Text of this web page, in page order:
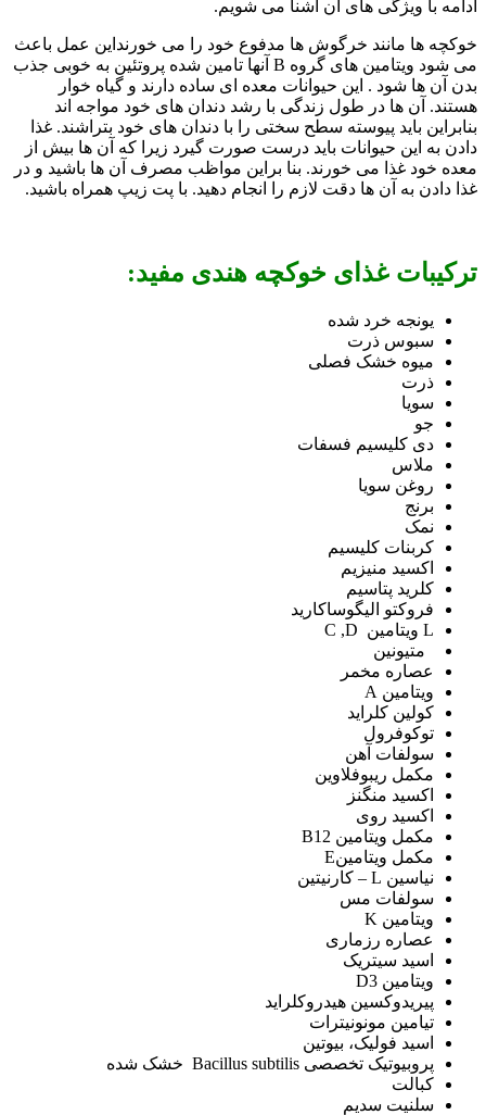
ادامه با ویژگی های آن آشنا می شویم.
خوکچه ها مانند خرگوش ها مدفوع خود را می خورنداین عمل باعث
می شود ویتامین های گروه B آنها تامین شده پروتئین به خوبی جذب
بدن آن ها شود . این حیوانات معده ای ساده دارند و گیاه خوار
هستند. آن ها در طول زندگی با رشد دندان های خود مواجه اند
بنابراین باید پیوسته سطح سختی را با دندان های خود بتراشند. غذا
دادن به این حیوانات باید درست صورت گیرد زیرا که آن ها بیش از
معده خود غذا می خورند. بنا براین مواظب مصرف آن ها باشید و در
غذا دادن به آن ها دقت لازم را انجام دهید. با پت زیپ همراه باشید.
ترکیبات غذای خوکچه هندی مفید:
یونجه خرد شده
سبوس ذرت
میوه خشک فصلی
ذرت
سویا
جو
دی کلیسیم فسفات
ملاس
روغن سویا
برنج
نمک
کربنات کلیسیم
اکسید منیزیم
کلرید پتاسیم
فروکتو الیگوساکارید
L ویتامین C ,D
متیونین
عصاره مخمر
ویتامین A
کولین کلراید
توکوفرول
سولفات آهن
مکمل ریبوفلاوین
اکسید منگنز
اکسید روی
مکمل ویتامین B12
مکمل ویتامینE
نیاسین L – کارنیتین
سولفات مس
ویتامین K
عصاره رزماری
اسید سیتریک
ویتامین D3
پیریدوکسین هیدروکلراید
تیامین مونونیترات
اسید فولیک، بیوتین
پروبیوتیک تخصصی Bacillus subtilis خشک شده
کبالت
سلنیت سدیم